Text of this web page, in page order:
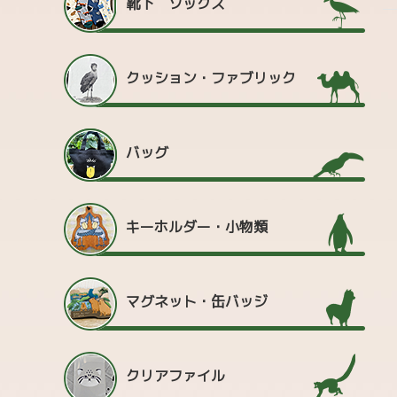
クッション・ファブリック
バッグ
キーホルダー・小物類
マグネット・缶バッジ
クリアファイル